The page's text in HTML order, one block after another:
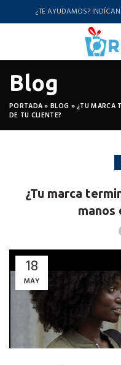
¿TE AYUDAMOS?
Blog
PORTADA»BLOG »¿TU MARCA
DE TU CLIENTE?
¿Tu marca
manos
18
MAY